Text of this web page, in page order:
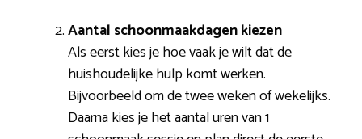
Aantal schoonmaakdagen kiezen
Als eerst kies je hoe vaak je wilt dat de
huishoudelijke hulp komt werken.
Bijvoorbeeld om de twee weken of wekelijks.
Daarna kies je het aantal uren van 1